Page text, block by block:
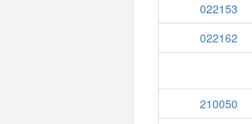
022153
022162
210050